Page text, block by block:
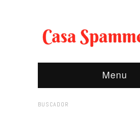
Menu
BUSCADOR